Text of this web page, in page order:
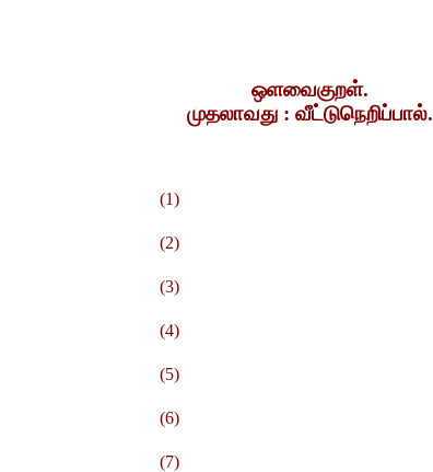
ஒளவைகுறள்.
முதலாவது : வீட்டுநெறிப்பால்.
(1)
(2)
(3)
(4)
(5)
(6)
(7)